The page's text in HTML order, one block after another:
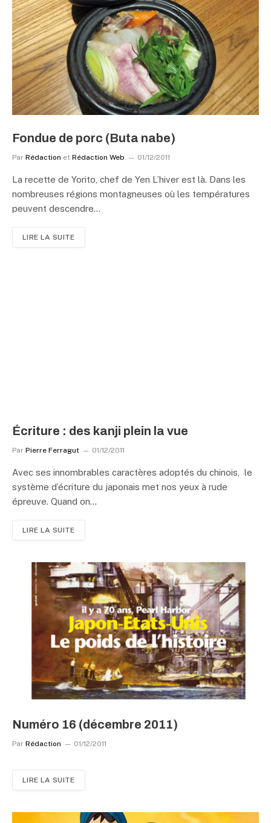
Fondue de porc (Buta nabe)
Par Rédaction et Rédaction Web 01/12/2011
La recette de Yorito, chef de Yen L’hiver est là. Dans les
nombreuses régions montagneuses où les températures
peuvent descendre…
LIRE LA SUITE
Écriture : des kanji plein la vue
Par Pierre Ferragut 01/12/2011
Avec ses innombrables caractères adoptés du chinois, le
système d’écriture du japonais met nos yeux à rude
épreuve. Quand on…
LIRE LA SUITE
Numéro 16 (décembre 2011)
Par Rédaction 01/12/2011
LIRE LA SUITE